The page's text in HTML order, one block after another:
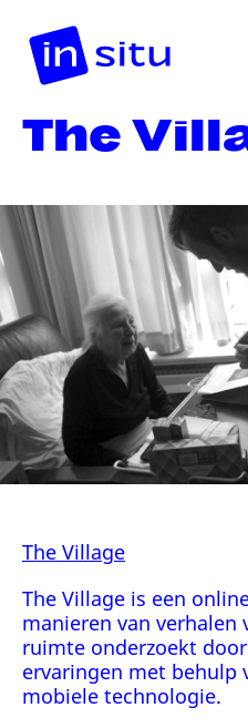
The
The Village
The Village is een
manieren van
ruimte onderzoekt
ervaringen met behulp
mobiele technologie.